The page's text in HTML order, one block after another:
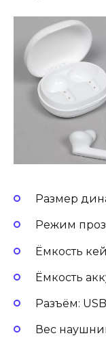
Размер
Режим
Ёмкость
Ёмкость
Разъём:
Вес